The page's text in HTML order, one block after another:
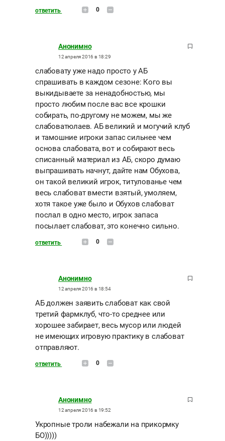
ответить 0
Анонимно
12 апреля 2016 в 18:29
слабовату уже надо просто у АБ
спрашивать в каждом сезоне: Кого вы
выкидываете за ненадобностью, мы
просто любим после вас все крошки
собирать, по-другому не можем, мы же
слабоватюлаев. АБ великий и могучий клуб
и тамошние игроки запас сильнее чем
основа слабовата, вот и собирают весь
списанный материал из АБ, скоро думаю
выпрашивать начнут, дайте нам Обухова,
он такой великий игрок, титулованье чем
весь слабоват вмести взятый, умоляем,
хотя такое уже было и Обухов слабоват
послал в одно место, игрок запаса
посылает слабоват, это конечно сильно.
ответить 0
Анонимно
12 апреля 2016 в 18:54
АБ должен заявить слабоват как свой
третий фармклуб, что-то среднее или
хорошее забирает, весь мусор или людей
не имеющих игровую практику в слабоват
отправляют.
ответить 0
Анонимно
12 апреля 2016 в 19:52
Укропные троли набежали на прикормку
БО)))))